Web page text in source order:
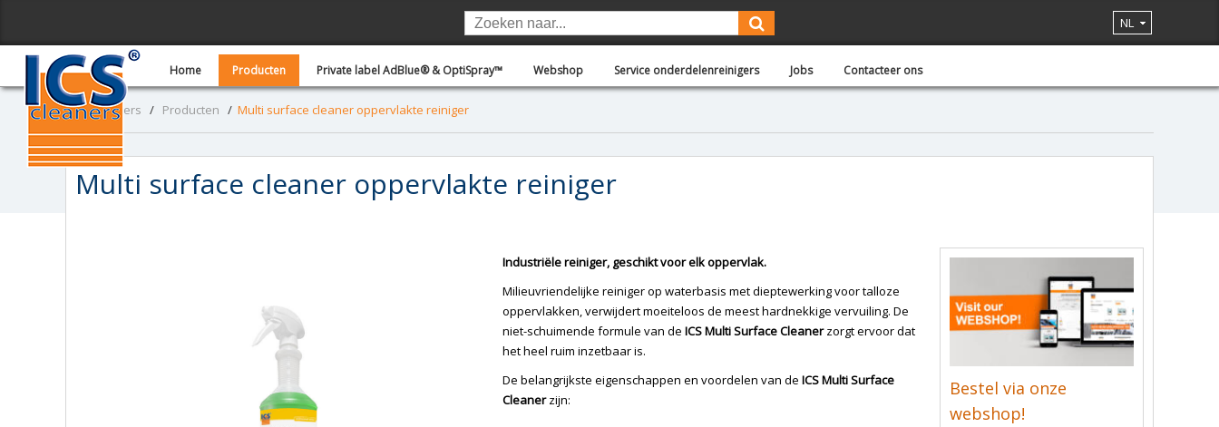
NL
Home Producten Private label AdBlue® & OptiSpray™ Webshop Service onderdelenreinigers Jobs Contacteer ons
ICS - Cleaners / Producten / Multi surface cleaner oppervlakte reiniger
Multi surface cleaner oppervlakte reiniger
Bestel via onze
webshop!
Industriële reiniger, geschikt voor elk oppervlak.
Milieuvriendelijke reiniger op waterbasis met dieptewerking voor talloze
oppervlakken, verwijdert moeiteloos de meest hardnekkige vervuiling. De
niet-schuimende formule van deICS Multi Surface Cleanerzorgt ervoor dat
het heel ruim inzetbaar is.
De belangrijkste eigenschappen en voordelen van deICS Multi Surface
Cleanerzijn: